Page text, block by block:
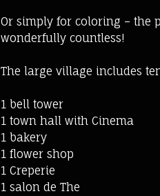
Or simply for coloring – the
wonderfully countless!
The large village includes
1 bell tower
1 town hall with Cinema
1 bakery
1 flower shop
1 Creperie
1 salon de The